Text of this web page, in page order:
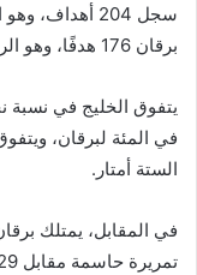
سجل 204
برقان 176 هدفًا، وهو الرقم الأقل.
في المئة لبرقان،
الستة أمتار.